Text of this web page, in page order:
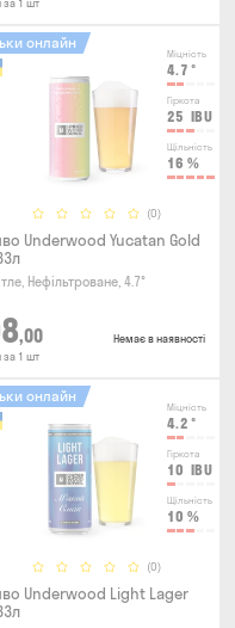
за 1 шт
Міцність
4.7 °
Гіркота
25 IBU
Щільність
16 %
(0)
онлайн
Underwood Yucatan Gold
Нефільтроване, 4.7°
,00
за 1 шт
Немає в наявності
Міцність
4.2 °
Гіркота
10 IBU
Щільність
10 %
(0)
онлайн
Underwood Light Lager